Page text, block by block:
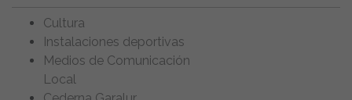
Cultura
Instalaciones deportivas
Medios de Comunicación
Local